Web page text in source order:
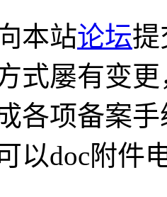
本站论坛提
式屡有变
各项备案
以doc附件